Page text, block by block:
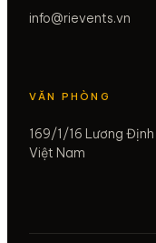
info@rievents.vn
VĂN PHÒNG
169/1/16 Lương Định
Việt Nam